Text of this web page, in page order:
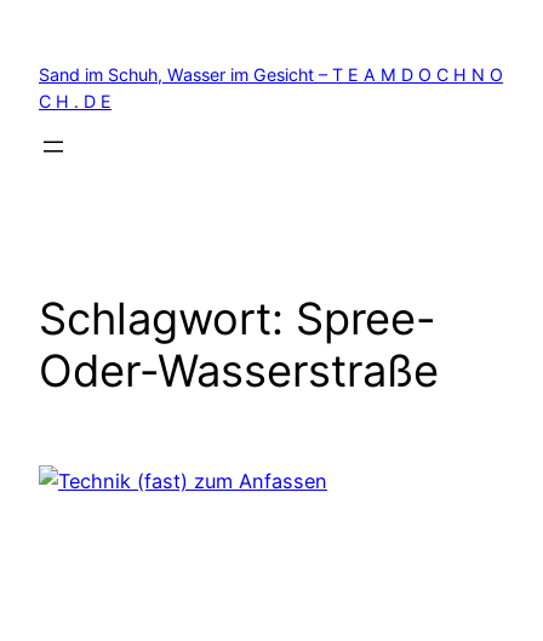
springen
Sand im Schuh, Wasser im Gesicht – T E A M D O C H N O
C H . D E
Schlagwort: Spree-
Oder-Wasserstraße